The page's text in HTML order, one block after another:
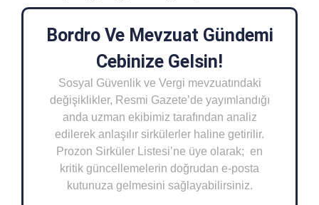
Bordro Ve Mevzuat Gündemi
Cebinize Gelsin!
Sosyal Güvenlik ve Vergi mevzuatındaki
değişiklikler, Resmi Gazete’de yayımlandığı
anda uzman ekibimiz tarafından analiz
edilerek anlaşılır sirkülerler haline getirilir.
Prozon Sirküler Listesi’ne üye olarak; en
kritik güncellemelerin doğrudan e-posta
kutunuza gelmesini sağlayabilirsiniz.